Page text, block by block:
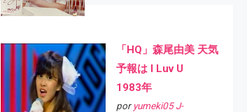
「HQ」森尾由美 天気
予報は I Luv U
1983年
por yumeki05 J-